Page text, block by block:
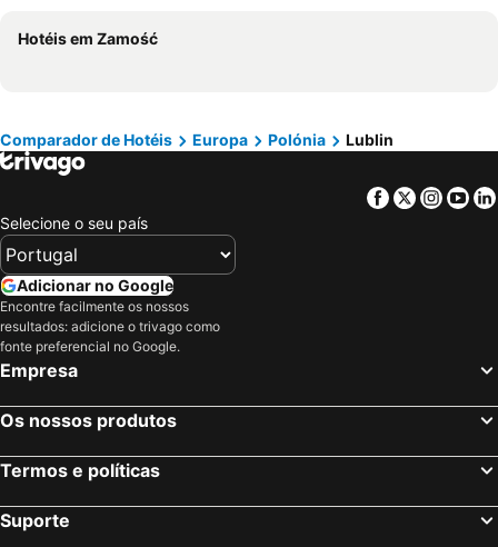
Hotéis em Serra da Estrela
Hotéis em Região de Lisboa
Hotéis em Sardenha
Hotéis em Tenerife
Hotéis em Cabo Verde
Hotéis em São Miguel
Hotéis em Zamość
Comparador de Hotéis Europa Polónia Lublin
Facebook
Twitter
Selecione o seu país
Adicionar no Google
Encontre facilmente os nossos
resultados: adicione o trivago como
fonte preferencial no Google.
Empresa
Os nossos produtos
Termos e políticas
Suporte